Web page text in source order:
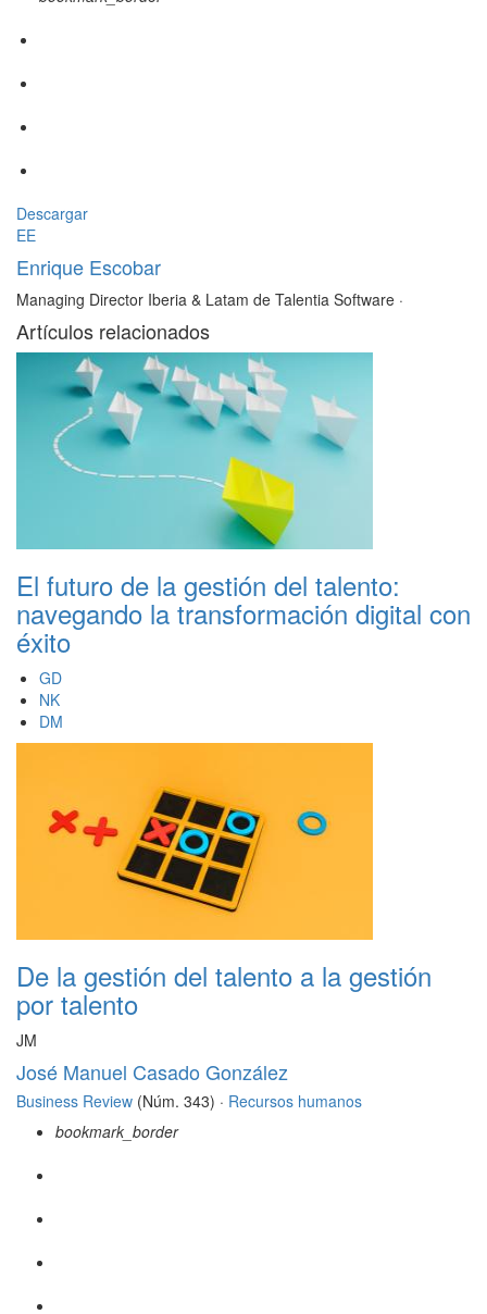
Descargar
EE
Enrique Escobar
Managing Director Iberia & Latam de Talentia Software ·
Artículos relacionados
El futuro de la gestión del talento:
navegando la transformación digital con
éxito
GD
NK
DM
De la gestión del talento a la gestión
por talento
JM
José Manuel Casado González
Business Review (Núm. 343) · Recursos humanos
bookmark_border